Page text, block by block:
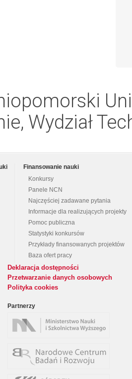
Wydział
Finansowanie nauki
Konkursy
Panele NCN
Najczęściej zadawane pytania
Informacje dla realizujących projekty
Pomoc publiczna
Statystyki konkursów
Przykłady finansowanych projektów
Baza ofert pracy
Deklaracja dostępności
Przetwarzanie danych osobowych
Polityka cookies
Partnerzy